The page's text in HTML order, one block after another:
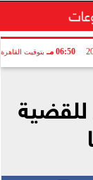
06:50 مـ بتوقيت القاهرة
للقضية